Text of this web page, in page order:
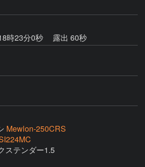
時23分0秒
露出 60秒
Mewlon-250CRS
ステンダー1.5